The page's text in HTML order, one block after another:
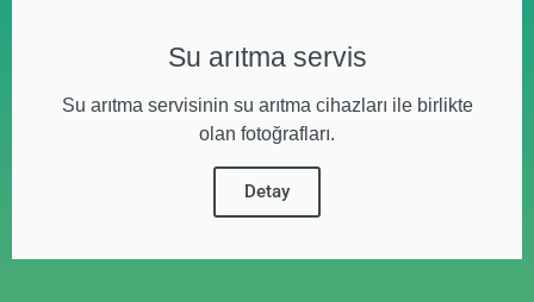
Su arıtma servis
Su arıtma servisinin su arıtma cihazları ile birlikte
olan fotoğrafları.
Detay